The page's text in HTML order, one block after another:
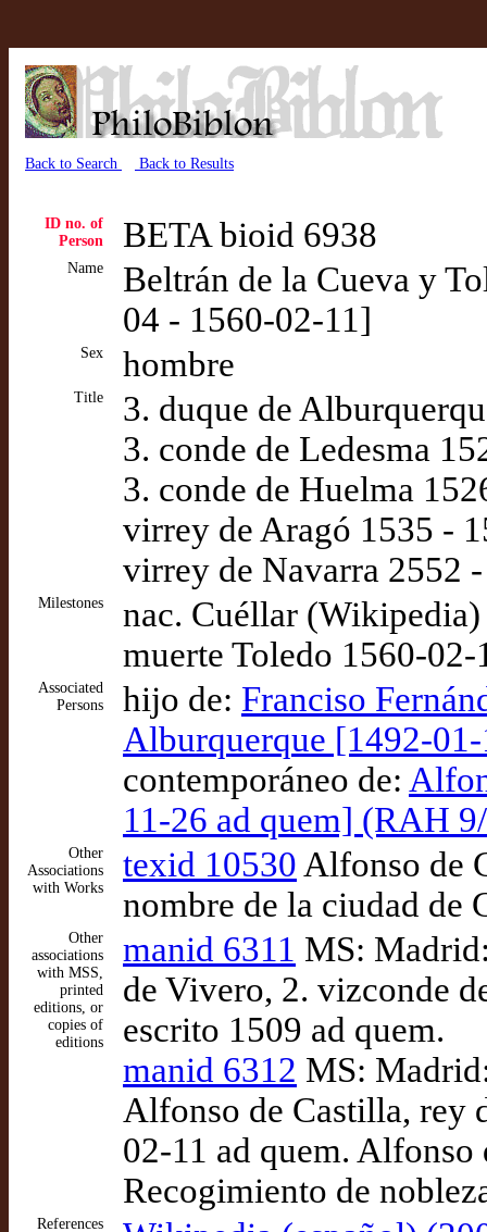
Back to Search Back to Results
ID no. of
Person
BETA bioid 6938
Name
Beltrán de la Cueva y
04 - 1560-02-11]
Sex hombre
Title
3. duque de
3. conde de Ledesma
3. conde de Huelma
virrey de Aragó 1535 -
virrey de Navarra 2552
Milestones
nac. Cuéllar (Wikipedia)
muerte Toledo 1560-
Associated
Persons
hijo de: Franciso
Alburquerque [1492-
contemporáneo de:
11-26 ad quem] (RAH
Other
Associations
with Works
texid 10530 Alfonso de
nombre de la ciudad de
Other
associations
with MSS,
printed
editions, or
copies of
editions
manid 6311 MS:
de Vivero, 2. vizconde
escrito 1509 ad quem.
manid 6312 MS:
Alfonso de Castilla, rey
02-11 ad quem. Alfonso
Recogimiento de
References